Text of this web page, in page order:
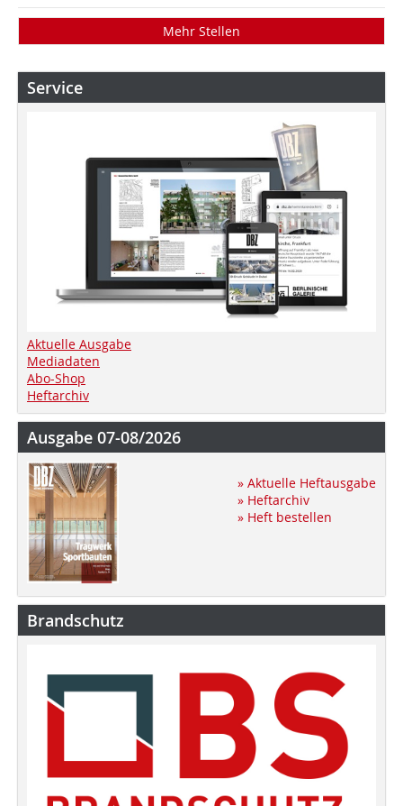
Mehr Stellen
Service
Aktuelle Ausgabe
Mediadaten
Abo-Shop
Heftarchiv
Ausgabe 07-08/2026
» Aktuelle Heftausgabe
» Heftarchiv
» Heft bestellen
Brandschutz